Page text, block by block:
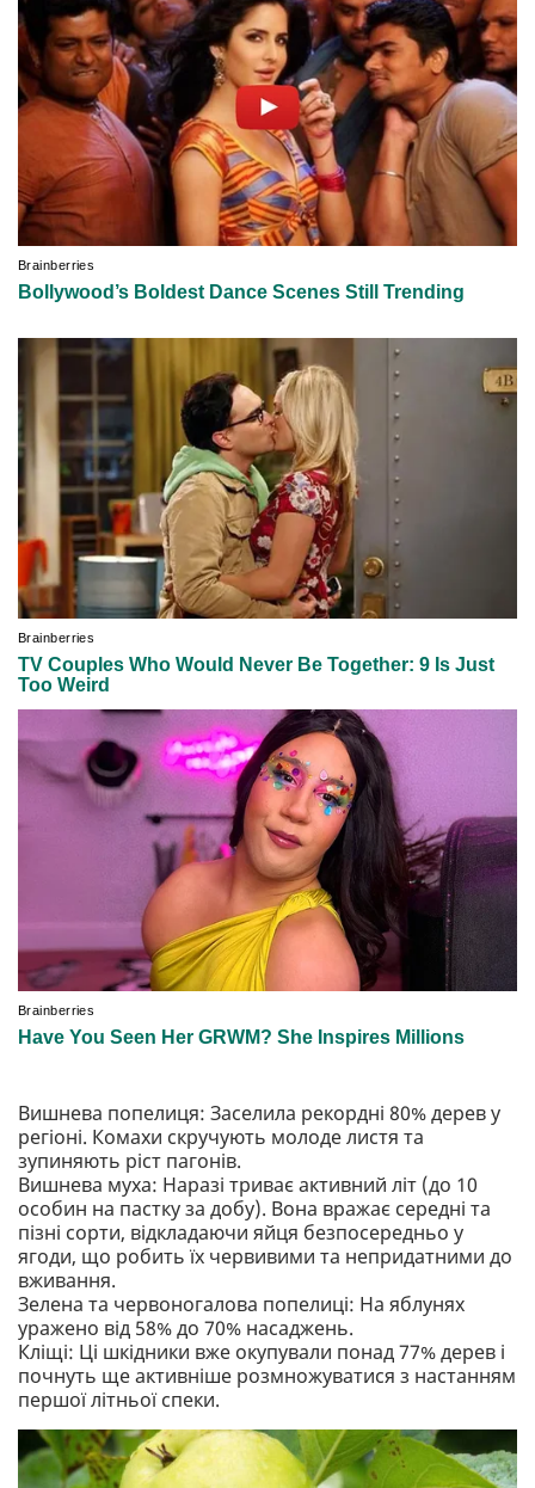
Вишнева попелиця: Заселила рекордні 80% дерев у
регіоні. Комахи скручують молоде листя та
зупиняють ріст пагонів.
Вишнева муха: Наразі триває активний літ (до 10
особин на пастку за добу). Вона вражає середні та
пізні сорти, відкладаючи яйця безпосередньо у
ягоди, що робить їх червивими та непридатними до
вживання.
Зелена та червоногалова попелиці: На яблунях
уражено від 58% до 70% насаджень.
Кліщі: Ці шкідники вже окупували понад 77% дерев і
почнуть ще активніше розмножуватися з настанням
першої літньої спеки.